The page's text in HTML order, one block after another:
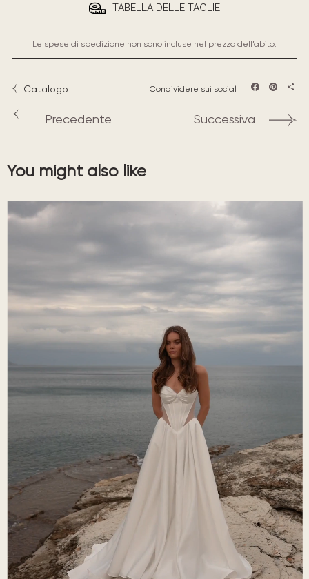
TABELLA DELLE TAGLIE
Le spese di spedizione non sono incluse nel prezzo dell’abito.
Catalogo Condividere sui social
Precedente Successiva
You might also like